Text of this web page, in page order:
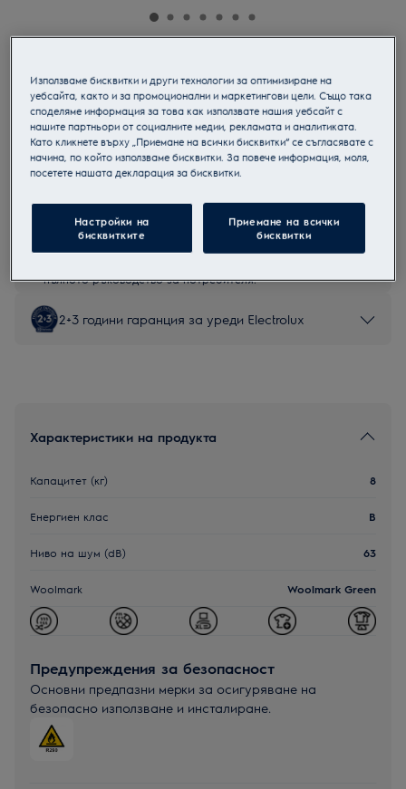
Сушилня с термопомпа
Продуктов информационен лист
Инструкциите за безопасност и предупрежденията за
безопасност съгласно регламент на ЕС 2023/988 са
изброени в глава 1 и 2 на ръководството за потребителя.
пълното ръководство за потребителя.
2+3 години гаранция за уреди Electrolux
Характеристики на продукта
Капацитет (кг) 8
Енергиен клас B
Ниво на шум (dB) 63
Woolmark Woolmark Green
Предупреждения за безопасност
Основни предпазни мерки за осигуряване на
безопасно използване и инсталиране.
Използваме бисквитки и други технологии за оптимизиране на
уебсайта, както и за промоционални и маркетингови цели. Също така
споделяме информация за това как използвате нашия уебсайт с
нашите партньори от социалните медии, рекламата и аналитиката.
Като кликнете върху „Приемане на всички бисквитки“ се съгласявате с
начина, по който използваме бисквитки. За повече информация, моля,
посетете нашата декларация за бисквитки.
Настройки на
бисквитките
Приемане на всички
бисквитки